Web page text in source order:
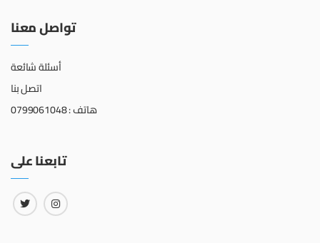
تواصل معنا
أسئلة شائعة
اتصل بنا
هاتف : 0799061048
تابعنا على